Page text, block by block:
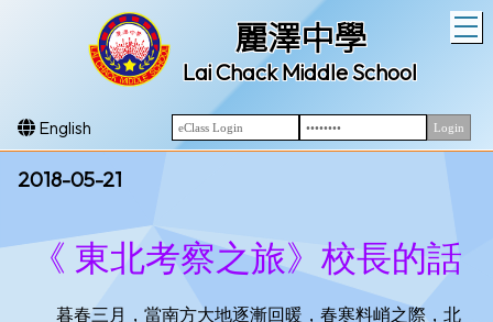
麗澤中學
Lai Chack Middle School
English
2018-05-21